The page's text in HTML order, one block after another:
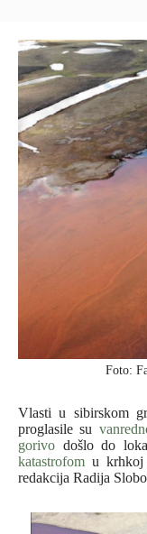
Foto:
Vlasti u sibirskom
proglasile su
gorivo došlo do
katastrofom u krhkoj
redakcija Radija